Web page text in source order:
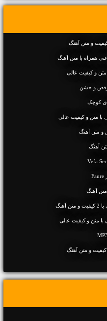
همراه با متن آهنگ
متن و کیفیت عالی
رقص و جشن
با متن و کیفیت عالی
و متن آهنگ
آهنگ
متن و کیفیت عالی